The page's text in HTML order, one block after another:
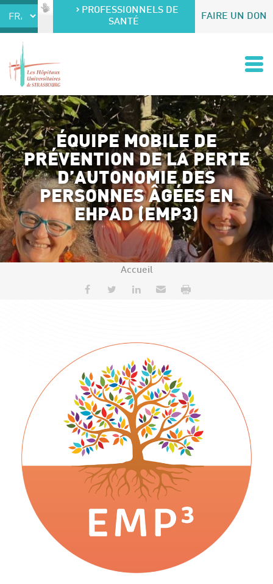
Accéder au contenu
Accéder au menuPROFESSIONNELS DE
SANTÉ
FAIRE UN DON
ÉQUIPE MOBILE DE
PRÉVENTION DE LA PERTE
D’AUTONOMIE DES
PERSONNES ÂGÉES EN
EHPAD (EMP3)
Accueil
Partager sur Facebook
Partager sur Twitter
Partager sur LinkedIn
Envoyer par e-mail